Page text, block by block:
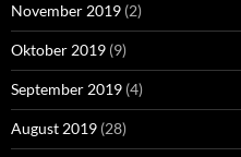
November 2019 (2)
Oktober 2019 (9)
September 2019 (4)
August 2019 (28)